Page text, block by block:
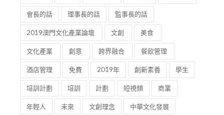
會長的話 理事長的話 監事長的話
2019澳門文化產業論壇 文創 美食
文化產業 創意 跨界融合 餐飲管理
酒店管理 免費 2019年 創新素養 學生
培訓計劃 培訓 計劃 短視頻 商業
年輕人 未來 文創理念 中華文化發展